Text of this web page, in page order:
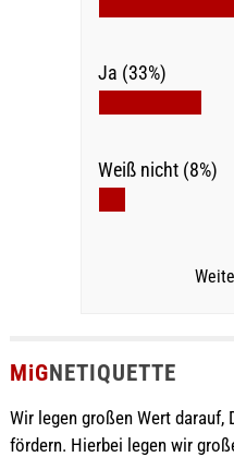
Ja (33%)
Weiß nicht (8%)
MiGNETIQUETTE
Wir legen großen Wert
fördern. Hierbei legen wir